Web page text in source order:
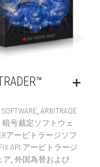
,ARBITRAGE
,暗号裁定ソフトウェ
アービトラージソフ
FIX API アービトラージ
ア,外国為替および